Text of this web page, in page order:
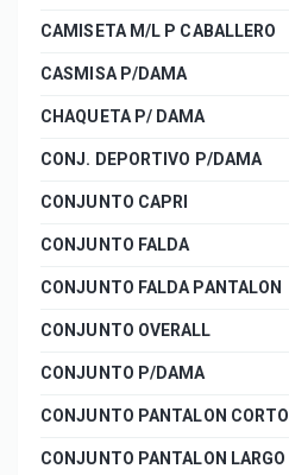
CAMISETA M/L P CABALLERO
CASMISA P/DAMA
CHAQUETA P/ DAMA
CONJ. DEPORTIVO P/DAMA
CONJUNTO CAPRI
CONJUNTO FALDA
CONJUNTO FALDA PANTALON
CONJUNTO OVERALL
CONJUNTO P/DAMA
CONJUNTO PANTALON CORTO
CONJUNTO PANTALON LARGO